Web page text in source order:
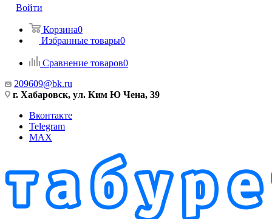
Войти
Корзина0
Избранные товары0
Сравнение товаров0
209609@bk.ru
г. Хабаровск, ул. Ким Ю Чена, 39
Вконтакте
Telegram
MAX